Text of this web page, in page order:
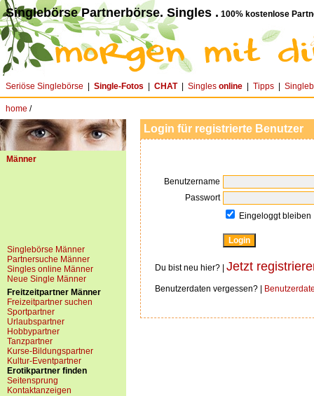
Singlebörse Partnerbörse. Singles . 100% kostenlose
Seriöse Singlebörse Single-Fotos CHAT| Singles online Tipps
home /
Männer
Singlebörse Männer
Partnersuche Männer
Singles online Männer
Neue Single Männer
Freitzeitpartner Männer
Freizeitpartner suchen
Sportpartner
Urlaubspartner
Hobbypartner
Tanzpartner
Kurse-Bildungspartner
Kultur-Eventpartner
Erotikpartner finden
Seitensprung
Kontaktanzeigen
Login für registrierte Benutzer
Benutzername
Passwort
Eingeloggt bleiben
Du bist neu hier? | Jetzt
Benutzerdaten vergessen? |